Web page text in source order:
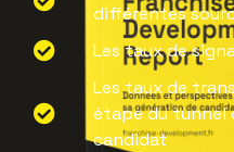
différentes
Les taux de
Les taux de
étape du tunnel
candidat